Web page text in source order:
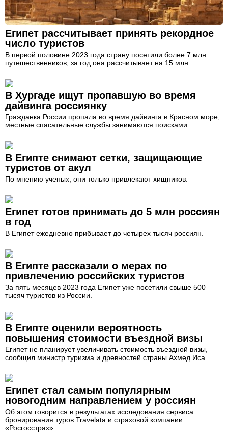
Египет рассчитывает принять рекордное
число туристов
В первой половине 2023 года страну посетили более 7 млн
путешественников, за год она рассчитывает на 15 млн.
В Хургаде ищут пропавшую во время
дайвинга россиянку
Гражданка России пропала во время дайвинга в Красном море,
местные спасательные службы занимаются поисками.
В Египте снимают сетки, защищающие
туристов от акул
По мнению ученых, они только привлекают хищников.
Египет готов принимать до 5 млн россиян
в год
В Египет ежедневно прибывает до четырех тысяч россиян.
В Египте рассказали о мерах по
привлечению российских туристов
За пять месяцев 2023 года Египет уже посетили свыше 500
тысяч туристов из России.
В Египте оценили вероятность
повышения стоимости въездной визы
Египет не планирует увеличивать стоимость въездной визы,
сообщил министр туризма и древностей страны Ахмед Иса.
Египет стал самым популярным
новогодним направлением у россиян
Об этом говорится в результатах исследования сервиса
бронирования туров Travelata и страховой компании
«Росгосстрах».